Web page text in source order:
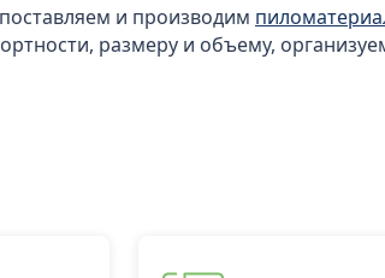
и производим
размеру и объему,